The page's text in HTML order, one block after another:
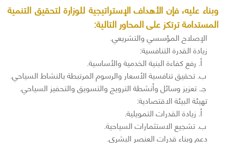
وبناء عليه، فإن الأهداف الإستراتيجية للوزارة لتحقيق التنمية
المستدامة ترتكز على المحاور التالية:
الإصلاح المؤسسي والتشريعي.
زيادة القدرة التنافسية:
أ. رفع كفاءة البنية الخدمية والأساسية.
ب. تحقيق تنافسية الأسعار والرسوم المرتبطة بالنشاط السياحي.
جـ. تعزيز وسائل وأنشطة الترويج والتسويق والتحفيز السياحي.
تهيئة البيئة الاقتصادية:
أ. زيادة القدرات التمويلية.
ب. تشجيع الاستثمارات السياحية.
دعم وبناء قدرات العنصر البشري.